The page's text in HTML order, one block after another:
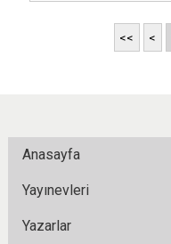
<< <
Anasayfa
Yayınevleri
Yazarlar